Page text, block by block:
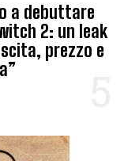
a debuttare
2: un leak
prezzo e